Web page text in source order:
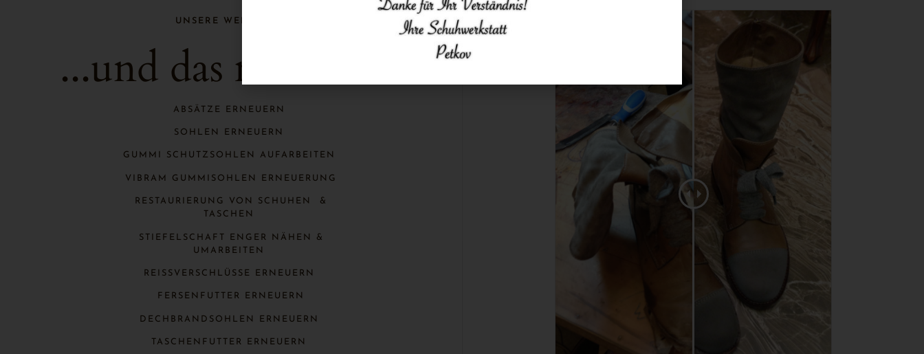
UNSERE WERKSTATT
...und das machbare
ABSÄTZE ERNEUERN
SOHLEN ERNEUERN
GUMMI SCHUTZSOHLEN AUFARBEITEN
VIBRAM GUMMISOHLEN ERNEUERUNG
RESTAURIERUNG VON SCHUHEN &
TASCHEN
STIEFELSCHAFT ENGER NÄHEN &
UMARBEITEN
REISSVERSCHLÜSSE ERNEUERN
FERSENFUTTER ERNEUERN
DECHBRANDSOHLEN ERNEUERN
TASCHENFUTTER ERNEUERN